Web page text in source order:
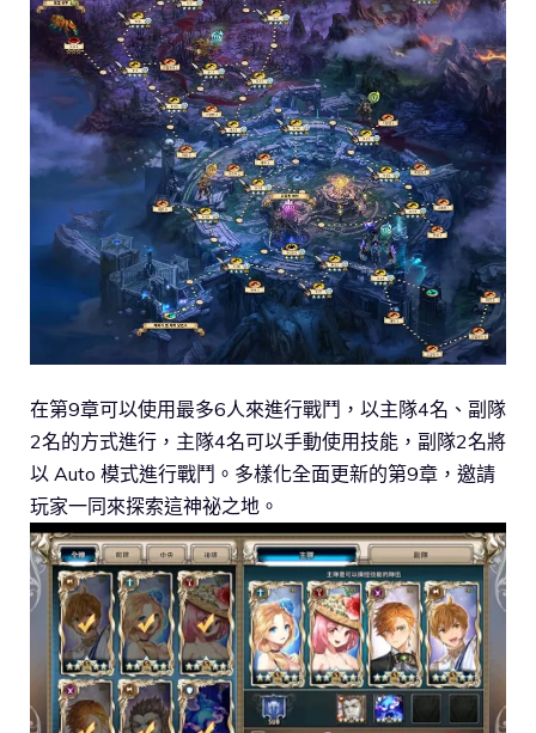
在第9章可以使用最多6人來進行戰鬥，以主隊4名、副隊
2名的方式進行，主隊4名可以手動使用技能，副隊2名將
以 Auto 模式進行戰鬥。多樣化全面更新的第9章，邀請
玩家一同來探索這神祕之地。